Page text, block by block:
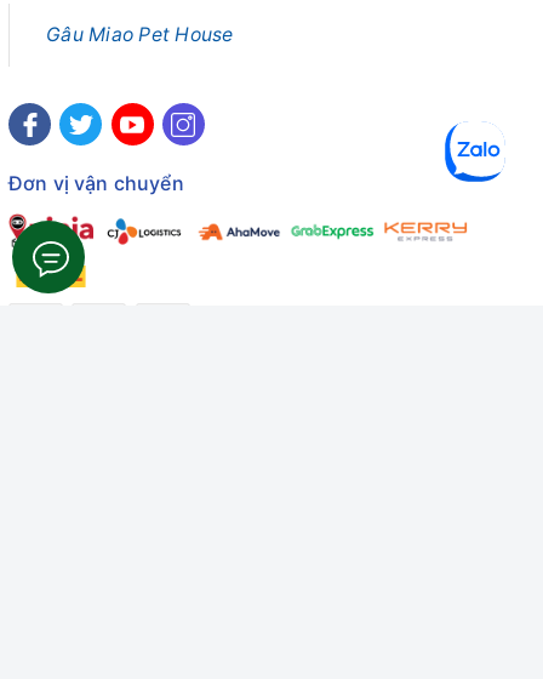
Gâu Miao Pet House
Đơn vị vận chuyển